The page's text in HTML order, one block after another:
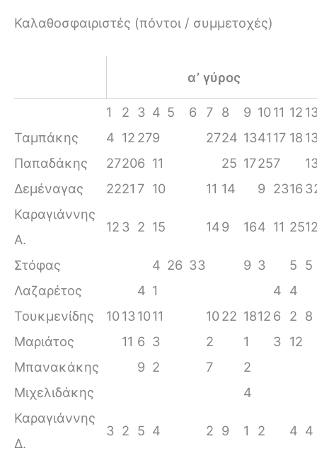
Καλαθοσφαιριστές (πόντοι / συμμετοχές)
α’ γύρος
1 2 3 4 5 6 7 8 9 1011 12
Ταμπάκης
4 12 279 2724 1341 17 18
Παπαδάκης
27206 11 25 17257
Δεμέναγας
2221 7 10 11 14 9 2316
Καραγιάννης
Α.
12 3 2 15 149 164 11 25
Στόφας 4 26 33 9 3 5 5
Λαζαρέτος
4 1 4 4
Τουκμενίδης
10131011 1022 1812 6 2 8
Μαριάτος
11 6 3 2 1 3 12
Μπανακάκης
9 2 7
2
Μιχελιδάκης
4
Καραγιάννης
Δ.
3 2 5 4 2 9 1 2 4 4